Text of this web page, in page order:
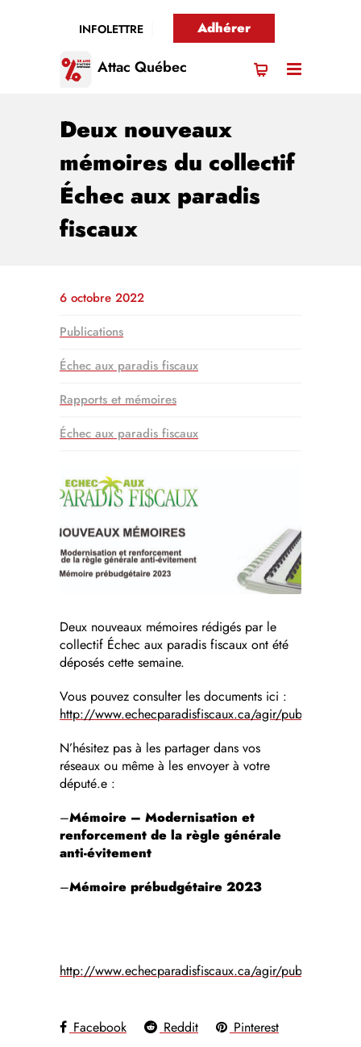
INFOLETTRE Adhérer
Attac Québec
Deux nouveaux
mémoires du collectif
Échec aux paradis
fiscaux
6 octobre 2022
Publications
Échec aux paradis fiscaux
Rapports et mémoires
Échec aux paradis fiscaux
Deux nouveaux mémoires rédigés par le
collectif Échec aux paradis fiscaux ont été
déposés cette semaine.
Vous pouvez consulter les documents ici :
http://www.echecparadisfiscaux.ca/agir/publications/
N’hésitez pas à les partager dans vos
réseaux ou même à les envoyer à votre
député.e :
–Mémoire – Modernisation et
renforcement de la règle générale
anti-évitement
–Mémoire prébudgétaire 2023
http://www.echecparadisfiscaux.ca/agir/publications/
Facebook Reddit
Pinterest